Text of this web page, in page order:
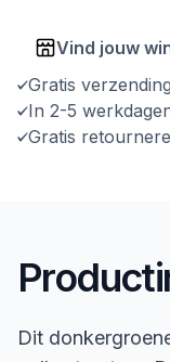
Vind jouw
Gratis
In 2-5
Gratis
Dit